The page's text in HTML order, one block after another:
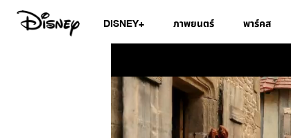
DISNEY+ ภาพยนตร์ พาร์คส